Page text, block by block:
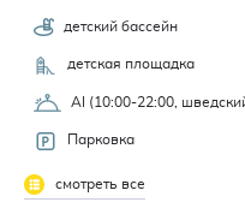
детский бассейн
детская площадка
AI (10:00-22:00,
Парковка
смотреть все